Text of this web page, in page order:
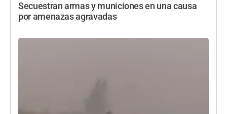
Secuestran armas y municiones en una causa
por amenazas agravadas